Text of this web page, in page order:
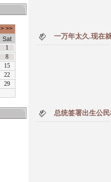
一万年太久.现在
总统签署出生公